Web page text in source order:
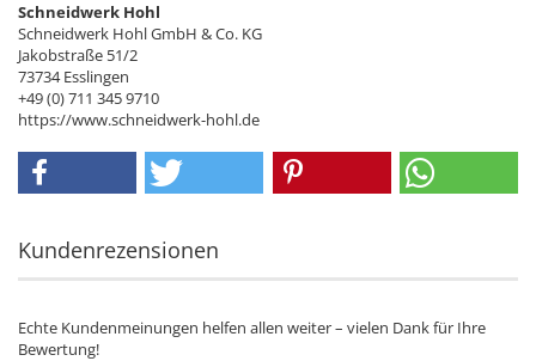
Schneidwerk Hohl
Schneidwerk Hohl GmbH & Co. KG
Jakobstraße 51/2
73734 Esslingen
+49 (0) 711 345 9710
https://www.schneidwerk-hohl.de
Kundenrezensionen
Echte Kundenmeinungen helfen allen weiter – vielen Dank für Ihre
Bewertung!